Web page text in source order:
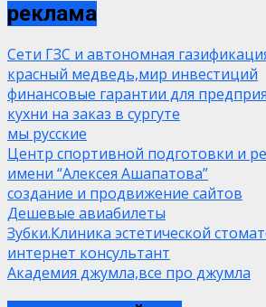
реклама
Сети ГЗС и автономная
красный медведь,мир инвестиций
финансовые гарантии для
кухни на заказ в сургуте
мы русские
Центр спортивной подготовки и
имени “Алексея Ашапатова”
создание и продвижение сайтов
Дешевые авиабилеты
Зубки.Клиника эстетической
интернет консультант
Академия джумла,все про джумла